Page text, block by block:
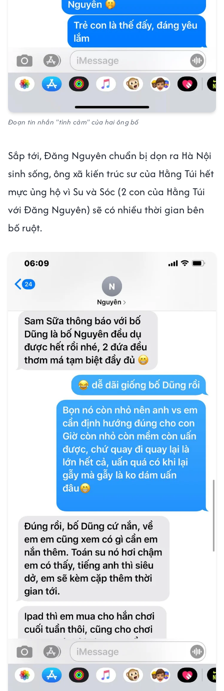
Đoạn tin nhắn "tình cảm" của hai ông bố
Sắp tới, Đăng Nguyên chuẩn bị dọn ra Hà Nội
sinh sống, ông xã kiến trúc sư của Hằng Túi hết
mực ủng hộ vì Su và Sóc (2 con của Hằng Túi
với Đăng Nguyên) sẽ có nhiều thời gian bên
bố ruột.